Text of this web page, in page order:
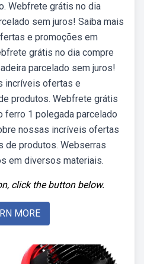
Webfrete grátis no dia
sem juros! Saiba mais
e promoções em
grátis no dia compre
parcelado sem juros!
incríveis ofertas e
produtos. Webfrete grátis
ferro 1 polegada parcelado
nossas incríveis ofertas
de produtos. Webserras
em diversos materiais.
click the button below.
MORE